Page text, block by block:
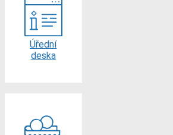
Úřední
deska